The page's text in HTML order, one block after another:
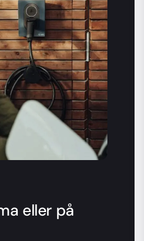
eller på